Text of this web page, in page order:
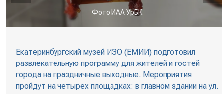
Фото ИАА УрБК
Екатеринбургский музей ИЗО (ЕМИИ) подготовил
развлекательную программу для жителей и гостей
города на праздничные выходные. Мероприятия
пройдут на четырех площадках: в главном здании на ул.